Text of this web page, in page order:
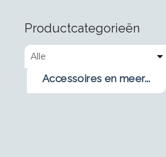
Productcategorieën
Accessoires en meer...